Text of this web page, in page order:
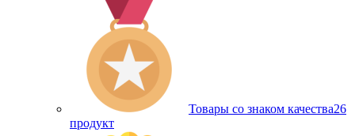
Товары со знаком качества26
продукт